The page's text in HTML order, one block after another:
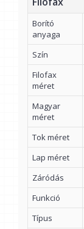
Borító
anyaga
Szín
Filofax
méret
Magyar
méret
Tok méret
Lap méret
Záródás
Funkció
Típus